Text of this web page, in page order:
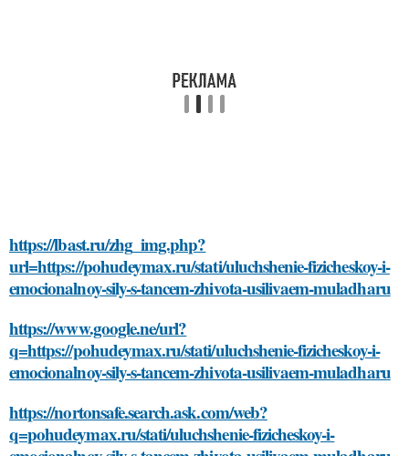
https://lbast.ru/zhg_img.php?
url=https://pohudeymax.ru/stati/uluchshenie-fizicheskoy-i-
emocionalnoy-sily-s-tancem-zhivota-usilivaem-muladharu
https://www.google.ne/url?
q=https://pohudeymax.ru/stati/uluchshenie-fizicheskoy-i-
emocionalnoy-sily-s-tancem-zhivota-usilivaem-muladharu
https://nortonsafe.search.ask.com/web?
q=pohudeymax.ru/stati/uluchshenie-fizicheskoy-i-